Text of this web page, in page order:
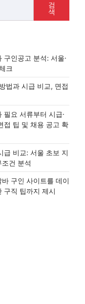
검
색
구인공고 분석: 서울·
크
법과 시급 비교, 면접
필요 서류부터 시급·
접 팁 및 채용 공고 확
급 비교: 서울 초보 지
건 분석
구인 사이트를 데이
구직 팁까지 제시